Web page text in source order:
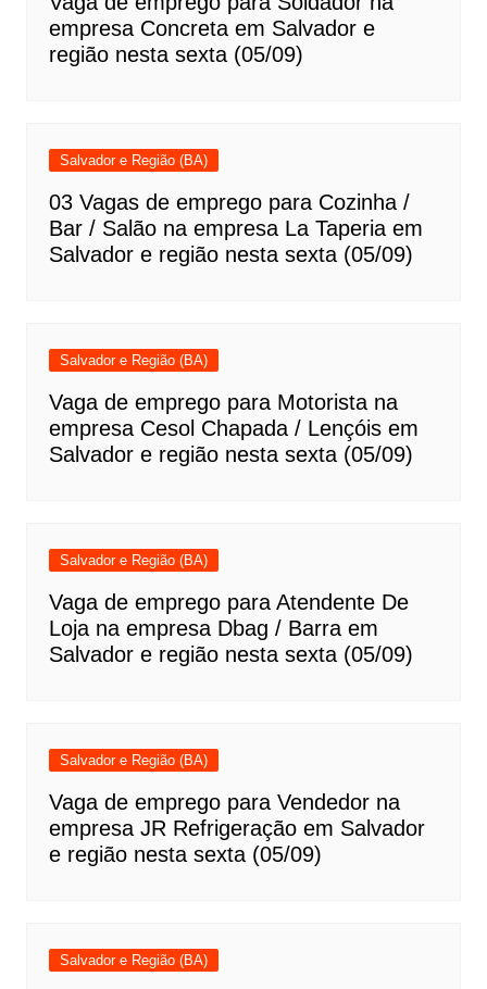
empresa Concreta em Salvador e
região nesta sexta (05/09)
Salvador e Região (BA)
03 Vagas de emprego para Cozinha /
Bar / Salão na empresa La Taperia em
Salvador e região nesta sexta (05/09)
Salvador e Região (BA)
Vaga de emprego para Motorista na
empresa Cesol Chapada / Lençóis em
Salvador e região nesta sexta (05/09)
Salvador e Região (BA)
Vaga de emprego para Atendente De
Loja na empresa Dbag / Barra em
Salvador e região nesta sexta (05/09)
Salvador e Região (BA)
Vaga de emprego para Vendedor na
empresa JR Refrigeração em Salvador
e região nesta sexta (05/09)
Salvador e Região (BA)